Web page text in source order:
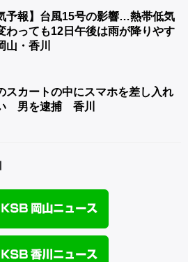
予報】台風15号の影響…熱帯低気
わっても12日午後は雨が降りやす
・香川
スカートの中にスマホを差し入れ
男を逮捕 香川